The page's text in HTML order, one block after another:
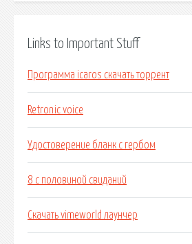
Links to Important Stuff
Программа icaros скачать торрент
Retronic voice
Удостоверение бланк с гербом
8 с половиной свиданий
Скачать vimeworld лаунчер